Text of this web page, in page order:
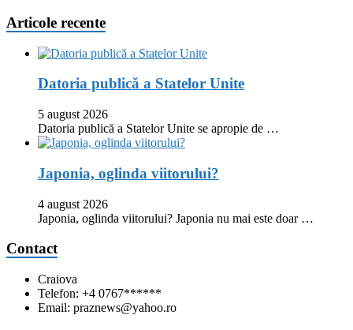
Articole recente
Datoria publică a Statelor Unite
5 august 2026
Datoria publică a Statelor Unite se apropie de …
Japonia, oglinda viitorului?
4 august 2026
Japonia, oglinda viitorului? Japonia nu mai este doar …
Contact
Craiova
Telefon: +4 0767******
Email: praznews@yahoo.ro